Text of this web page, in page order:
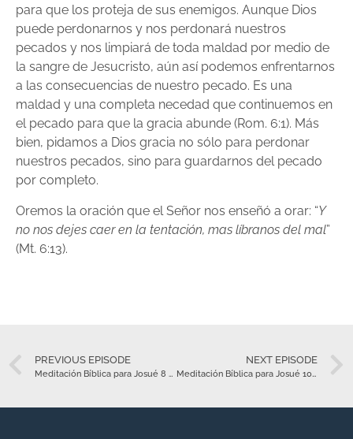
para que los proteja de sus enemigos. Aunque Dios
puede perdonarnos y nos perdonará nuestros
pecados y nos limpiará de toda maldad por medio de
la sangre de Jesucristo, aún así podemos enfrentarnos
a las consecuencias de nuestro pecado. Es una
maldad y una completa necedad que continuemos en
el pecado para que la gracia abunde (Rom. 6:1). Más
bien, pidamos a Dios gracia no sólo para perdonar
nuestros pecados, sino para guardarnos del pecado
por completo.
Oremos la oración que el Señor nos enseñó a orar: “Y
no nos dejes caer en la tentación, mas líbranos del mal”
(Mt. 6:13).
PREVIOUS EPISODE
Meditación Bíblica para Josué 8 – Julio 6
NEXT EPISODE
Meditación Bíblica para Josué 10 – Julio 8